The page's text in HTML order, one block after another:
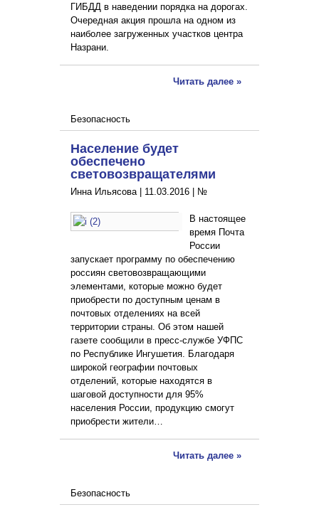
ГИБДД в наведении порядка на дорогах.
Очередная акция прошла на одном из
наиболее загруженных участков центра
Назрани.
Читать далее »
Безопасность
Население будет
обеспечено
световозвращателями
Инна Ильясова | 11.03.2016 №
В настоящее
время Почта
России
запускает программу по обеспечению
россиян световозвращающими
элементами, которые можно будет
приобрести по доступным ценам в
почтовых отделениях на всей
территории страны. Об этом нашей
газете сообщили в пресс-службе УФПС
по Республике Ингушетия. Благодаря
широкой географии почтовых
отделений, которые находятся в
шаговой доступности для 95%
населения России, продукцию смогут
приобрести жители…
Читать далее »
Безопасность